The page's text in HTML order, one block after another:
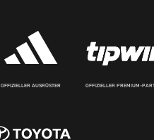
OFFIZIELLER AUSRÜSTER OFFIZIELLER PREMIUM-